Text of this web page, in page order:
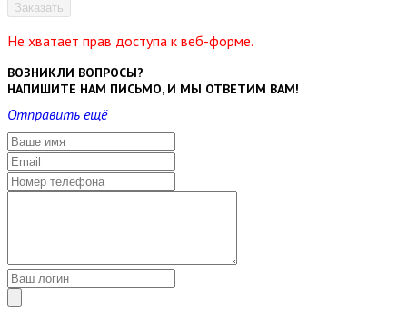
Заказать
Не хватает прав доступа к веб-форме.
ВОЗНИКЛИ ВОПРОСЫ?
НАПИШИТЕ НАМ ПИСЬМО, И МЫ ОТВЕТИМ ВАМ!
Отправить ещё